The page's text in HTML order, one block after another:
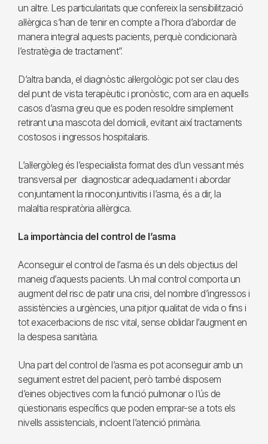
un altre. Les particularitats que confereix la sensibilització
al·lèrgica s’han de tenir en compte a l’hora d’abordar de
manera integral aquests pacients, perquè condicionarà
l’estratègia de tractament”.
D’altra banda, el diagnòstic al·lergològic pot ser clau des
del punt de vista terapèutic i pronòstic, com ara en aquells
casos d’asma greu que es poden resoldre simplement
retirant una mascota del domicili, evitant així tractaments
costosos i ingressos hospitalaris.
L’al·lergòleg és l’especialista format des d’un vessant més
transversal per diagnosticar adequadament i abordar
conjuntament la rinoconjuntivitis i l’asma, és a dir, la
malaltia respiratòria al·lèrgica.
La importància del control de l’asma
Aconseguir el control de l’asma és un dels objectius del
maneig d’aquests pacients. Un mal control comporta un
augment del risc de patir una crisi, del nombre d’ingressos i
assistències a urgències, una pitjor qualitat de vida o fins i
tot exacerbacions de risc vital, sense oblidar l’augment en
la despesa sanitària.
Una part del control de l’asma es pot aconseguir amb un
seguiment estret del pacient, però també disposem
d’eines objectives com la funció pulmonar o l’ús de
qüestionaris específics que poden emprar-se a tots els
nivells assistencials, incloent l’atenció primària.